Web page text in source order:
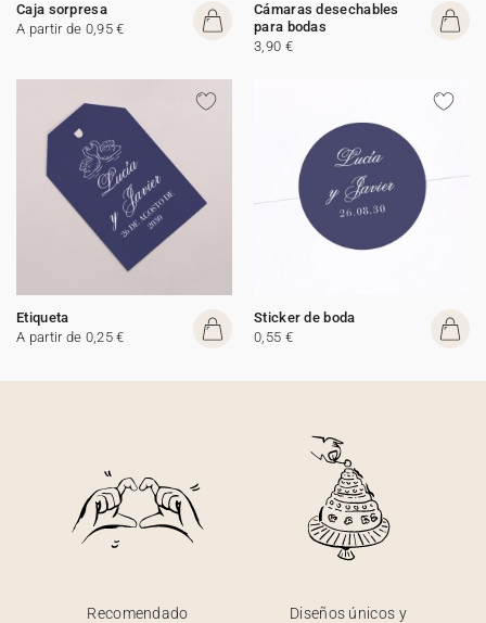
Caja sorpresa
A partir de 0,95 €
Cámaras desechables
para bodas
3,90 €
Etiqueta
A partir de 0,25 €
Sticker de boda
0,55 €
Recomendado
Diseños únicos y